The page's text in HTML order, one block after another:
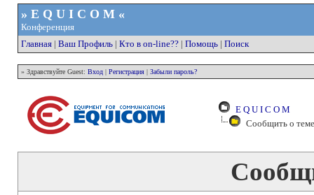
» E Q U I C O M «
Конференция
Главная| Ваш Профиль| Кто в on-line??| Помощь| Поиск
» Здравствуйте Guest: Вход| Регистрация| Забыли пароль?
E Q U I C O M
Сообщить о